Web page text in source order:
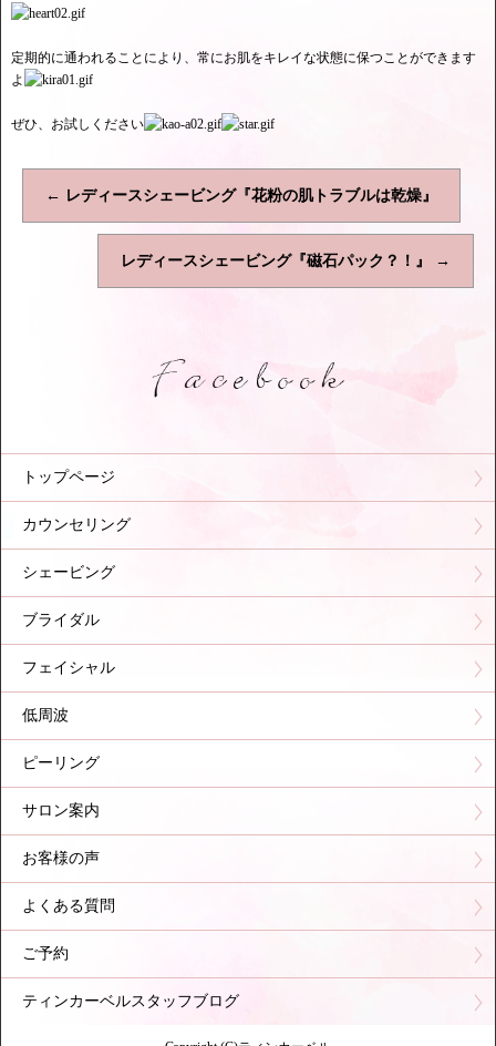
定期的に通われることにより、常にお肌をキレイな状態に保つことができます
よ
ぜひ、お試しください
← レディースシェービング『花粉の肌トラブルは乾燥』
レディースシェービング『磁石パック？！』 →
トップページ
カウンセリング
シェービング
ブライダル
フェイシャル
低周波
ピーリング
サロン案内
お客様の声
よくある質問
ご予約
ティンカーベルスタッフブログ